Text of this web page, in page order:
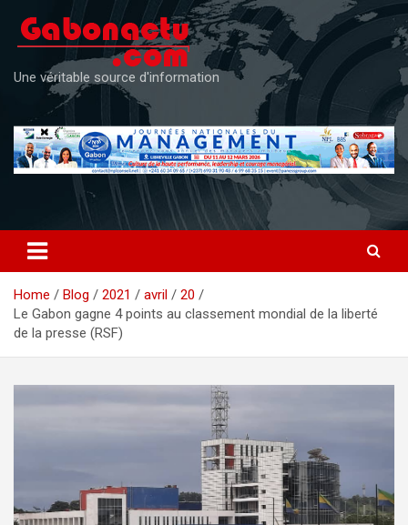
content
Une véritable source d'information
Home Blog 2021 avril
20
Le Gabon gagne 4 points au classement mondial de la liberté
de la presse (RSF)